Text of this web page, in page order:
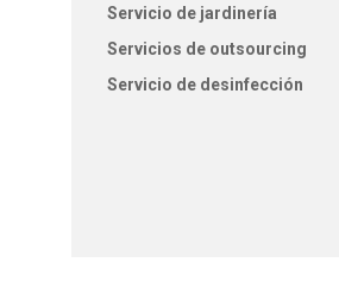
Servicio de jardinería
Servicios de outsourcing
Servicio de desinfección